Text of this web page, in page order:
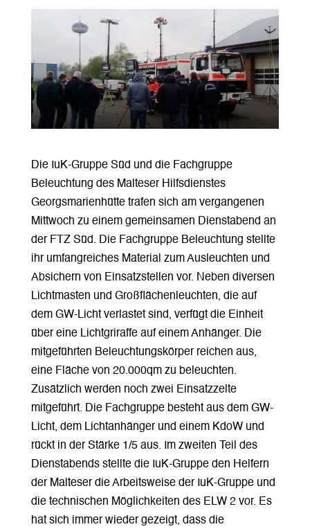
Die IuK-Gruppe Süd und die Fachgruppe
Beleuchtung des Malteser Hilfsdienstes
Georgsmarienhütte trafen sich am vergangenen
Mittwoch zu einem gemeinsamen Dienstabend an
der FTZ Süd. Die Fachgruppe Beleuchtung stellte
ihr umfangreiches Material zum Ausleuchten und
Absichern von Einsatzstellen vor. Neben diversen
Lichtmasten und Großflächenleuchten, die auf
dem GW-Licht verlastet sind, verfügt die Einheit
über eine Lichtgriraffe auf einem Anhänger. Die
mitgeführten Beleuchtungskörper reichen aus,
eine Fläche von 20.000qm zu beleuchten.
Zusätzlich werden noch zwei Einsatzzelte
mitgeführt. Die Fachgruppe besteht aus dem GW-
Licht, dem Lichtanhänger und einem KdoW und
rückt in der Stärke 1/5 aus. Im zweiten Teil des
Dienstabends stellte die IuK-Gruppe den Helfern
der Malteser die Arbeitsweise der IuK-Gruppe und
die technischen Möglichkeiten des ELW 2 vor. Es
hat sich immer wieder gezeigt, dass die